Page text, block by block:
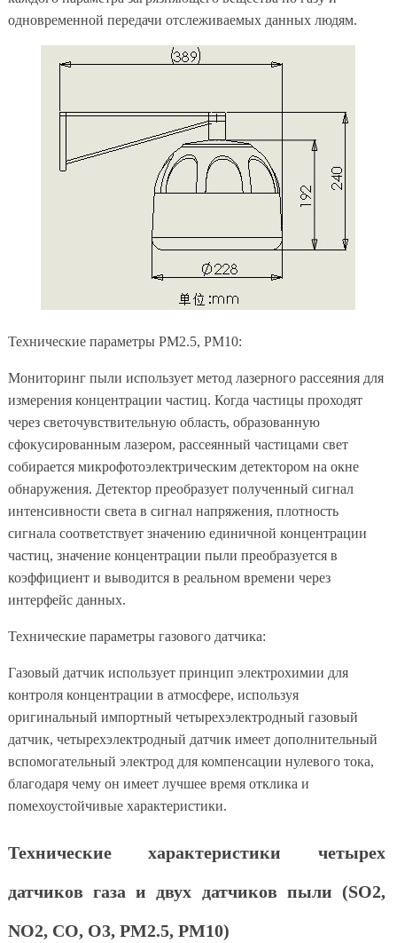
одновременной передачи отслеживаемых данных людям.
Технические параметры PM2.5, PM10:
Мониторинг пыли использует метод лазерного рассеяния для
измерения концентрации частиц. Когда частицы проходят
через светочувствительную область, образованную
сфокусированным лазером, рассеянный частицами свет
собирается микрофотоэлектрическим детектором на окне
обнаружения. Детектор преобразует полученный сигнал
интенсивности света в сигнал напряжения, плотность
сигнала соответствует значению единичной концентрации
частиц, значение концентрации пыли преобразуется в
коэффициент и выводится в реальном времени через
интерфейс данных.
Технические параметры газового датчика:
Газовый датчик использует принцип электрохимии для
контроля концентрации в атмосфере, используя
оригинальный импортный четырехэлектродный газовый
датчик, четырехэлектродный датчик имеет дополнительный
вспомогательный электрод для компенсации нулевого тока,
благодаря чему он имеет лучшее время отклика и
помехоустойчивые характеристики.
Технические характеристики четырех
датчиков газа и двух датчиков пыли (SO2,
NO2, CO, O3, PM2.5, PM10)